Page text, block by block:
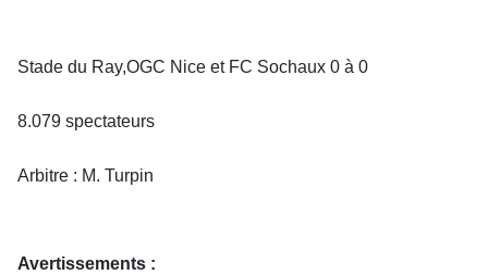
Stade du Ray,OGC Nice et FC Sochaux 0 à 0
8.079 spectateurs
Arbitre : M. Turpin
Avertissements :